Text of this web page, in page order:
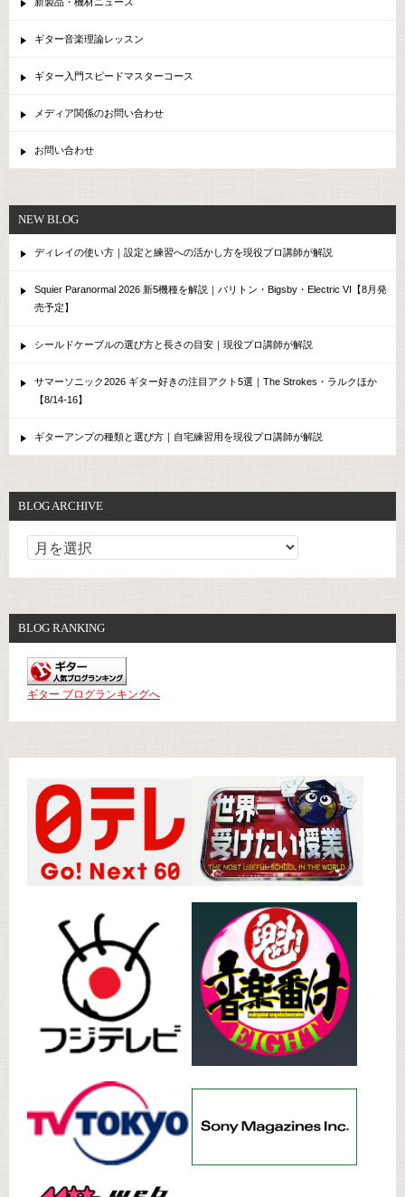
ギター音楽理論レッスン
ギター入門スピードマスターコース
メディア関係のお問い合わせ
お問い合わせ
NEW BLOG
ディレイの使い方｜設定と練習への活かし方を現役プロ講師が解説
Squier Paranormal 2026 新5機種を解説｜バリトン・Bigsby・Electric VI【8月発
売予定】
シールドケーブルの選び方と長さの目安｜現役プロ講師が解説
サマーソニック2026 ギター好きの注目アクト5選｜The Strokes・ラルクほか
【8/14-16】
ギターアンプの種類と選び方｜自宅練習用を現役プロ講師が解説
BLOG ARCHIVE
BLOG RANKING
ギター ブログランキングへ